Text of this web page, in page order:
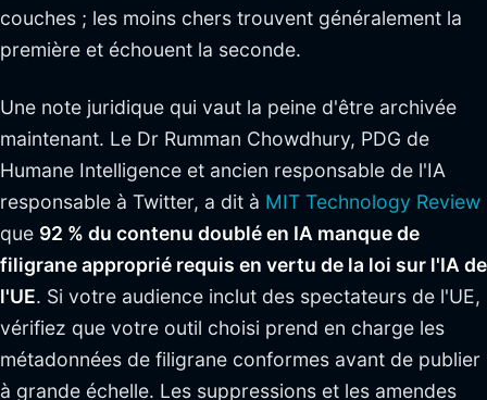
couches ; les moins chers trouvent généralement la
première et échouent la seconde.
Une note juridique qui vaut la peine d'être archivée
maintenant. Le Dr Rumman Chowdhury, PDG de
Humane Intelligence et ancien responsable de l'IA
responsable à Twitter, a dit à MIT Technology Review
que 92 % du contenu doublé en IA manque de
filigrane approprié requis en vertu de la loi sur l'IA de
l'UE. Si votre audience inclut des spectateurs de l'UE,
vérifiez que votre outil choisi prend en charge les
métadonnées de filigrane conformes avant de publier
à grande échelle. Les suppressions et les amendes